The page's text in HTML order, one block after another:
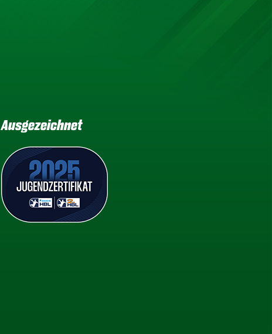
Ausgezeichnet